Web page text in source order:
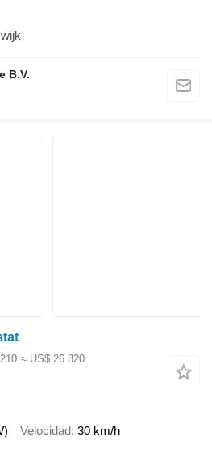
B.V.
≈ US$ 26.820
Velocidad 30 km/h